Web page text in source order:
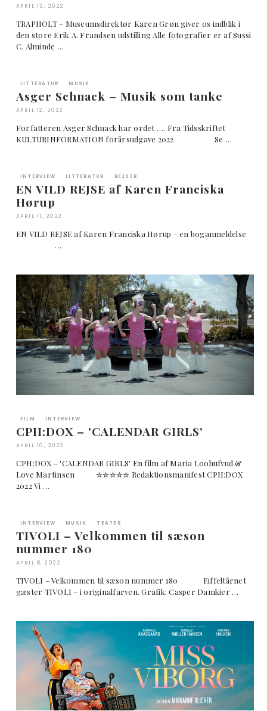
APRIL 13, 2022
TRAPHOLT – Museumsdirektør Karen Grøn giver os indblik i
den store Erik A. Frandsen udstilling Alle fotografier er af Sussi
C. Alminde …
LITTERATUR MUSIK
Asger Schnack – Musik som tanke
APRIL 12, 2022
Forfatteren Asger Schnack har ordet …. Fra Tidsskriftet
KULTURINFORMATION forårsudgave 2022 Se …
INTERVIEW LITTERATUR REJSER
EN VILD REJSE af Karen Franciska
Hørup
APRIL 11, 2022
EN VILD REJSE af Karen Franciska Hørup – en boganmeldelse
…
FILM INTERVIEW
CPH:DOX – 'CALENDAR GIRLS'
APRIL 10, 2022
CPH:DOX – 'CALENDAR GIRLS' En film af Maria Loohufvud &
Love Martinsen ✮✮✮✮✮ Redaktionsmanifest CPH:DOX
2022 Vi …
INTERVIEW MUSIK TEATER
TIVOLI – Velkommen til sæson
nummer 180
APRIL 8, 2022
TIVOLI – Velkommen til sæson nummer 180 Eiffeltårnet
gæster TIVOLI – i originalfarven. Grafik: Casper Damkier …